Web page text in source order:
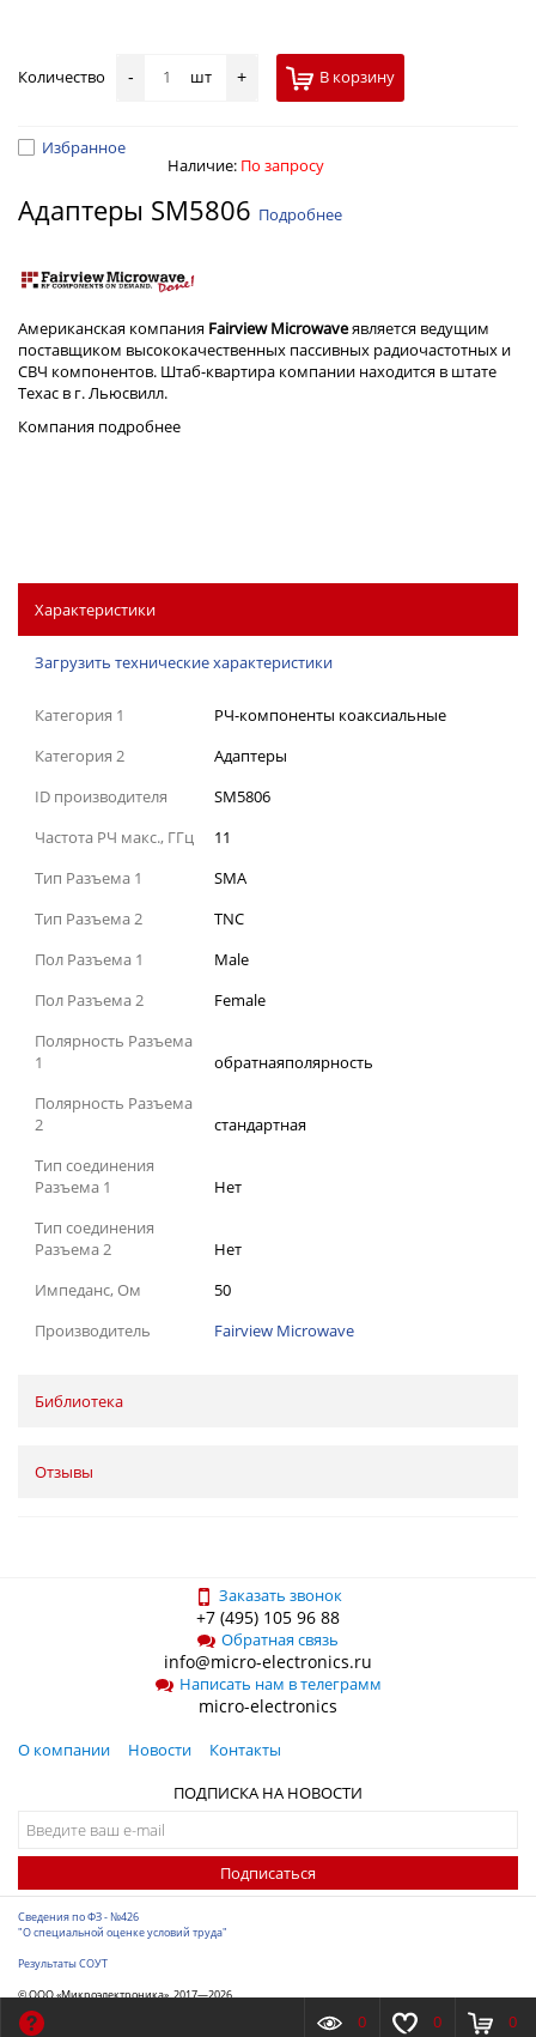
Количество - шт + В корзину
Избранное
Наличие: По запросу
Адаптеры SM5806 Подробнее
Американская компания Fairview Microwaveявляется ведущим
поставщиком высококачественных пассивных радиочастотных и
СВЧ компонентов. Штаб-квартира компании находится в штате
Техас в г. Льюсвилл.
Компания подробнее
Характеристики
Загрузить технические характеристики
Категория 1
РЧ-компоненты коаксиальные
Категория 2
Адаптеры
ID производителя
SM5806
Частота РЧ макс., ГГц
11
Тип Разъема 1
SMA
Тип Разъема 2
TNC
Пол Разъема 1
Male
Пол Разъема 2
Female
Полярность Разъема
1
обратнаяполярность
Полярность Разъема
2
стандартная
Тип соединения
Разъема 1
Нет
Тип соединения
Разъема 2
Нет
Импеданс, Ом
50
Производитель
Fairview Microwave
Библиотека
Отзывы
Заказать звонок
+7 (495) 105 96 88
Обратная связь
info@micro-electronics.ru
Написать нам в телеграмм
micro-electronics
О компании Новости
Контакты
ПОДПИСКА НА НОВОСТИ
Подписаться
Сведения по ФЗ - №426
"О специальной оценке условий труда"
Результаты СОУТ
© ООО «Микроэлектроника», 2017—2026
Разработка сайта
0 0 0